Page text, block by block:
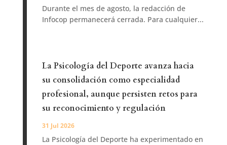
Durante el mes de agosto, la redacción de
Infocop permanecerá cerrada. Para cualquier...
La Psicología del Deporte avanza hacia
su consolidación como especialidad
profesional, aunque persisten retos para
su reconocimiento y regulación
31 Jul 2026
La Psicología del Deporte ha experimentado en